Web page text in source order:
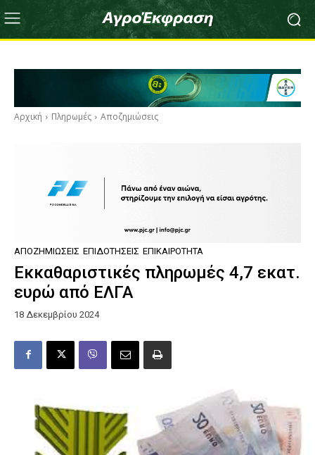
Αρχική Πληρωμές Αποζημιώσεις
ΑΠΟΖΗΜΙΏΣΕΙΣ ΕΠΙΔΟΤΉΣΕΙΣ ΕΠΙΚΑΙΡΌΤΗΤΑ
Εκκαθαριστικές πληρωμές 4,7 εκατ.
ευρώ από ΕΛΓΑ
18 Δεκεμβρίου 2024